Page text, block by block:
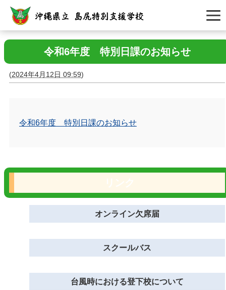
令和6年度 特別日課のお知らせ
(2024年4月12日 09:59)
令和6年度 特別日課のお知らせ
オンライン欠席届
スクールバス
台風時における登下校について